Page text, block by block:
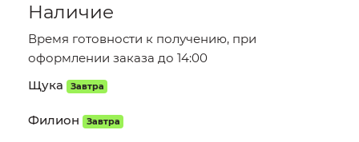
Наличие
Время готовности к получению, при
оформлении заказа до 14:00
Щука
Завтра
Филион Завтра